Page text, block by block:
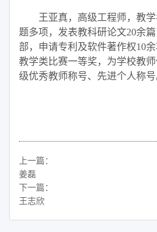
王亚真，高级工程师，教
题多项，发表教科研论文20余
部，申请专利及软件著作权10
教学类比赛一等奖，为学校教
级优秀教师称号、先进个人称号
上一篇：
姜磊
下一篇：
王志欣